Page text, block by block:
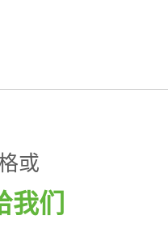
或
我们